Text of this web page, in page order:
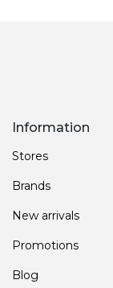
Information
Stores
Brands
New arrivals
Promotions
Blog